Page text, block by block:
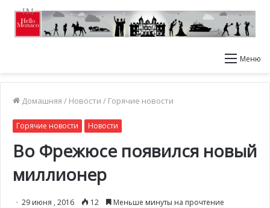
Меню
Домашняя / Новости / Горячие новости
Горячие новости Новости
Во Фрежюсе появился новый
миллионер
29 июня , 2016 12 Меньше минуты на прочтение